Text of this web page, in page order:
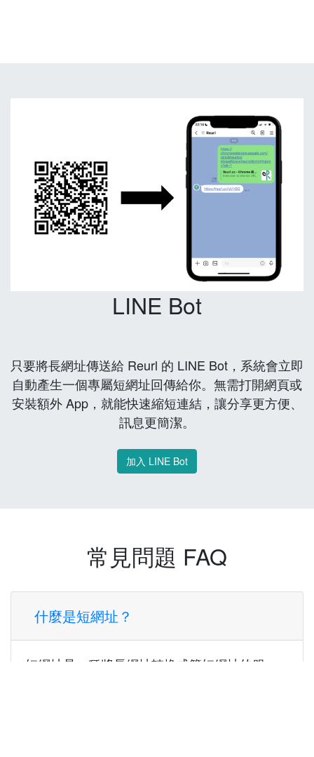
LINE Bot
只要將長網址傳送給 Reurl 的 LINE Bot，系統會立即
自動產生一個專屬短網址回傳給你。無需打開網頁或
安裝額外 App，就能快速縮短連結，讓分享更方便、
訊息更簡潔。
加入 LINE Bot
常見問題 FAQ
什麼是短網址？
短網址是一種將長網址轉換成簡短網址的服